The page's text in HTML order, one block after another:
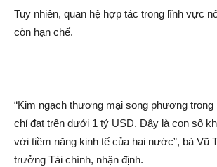
Tuy nhiên, qua‌n h‌ệ hợp tác trong lĩnh vực
còn hạn chế.
“Kim ngạch thương mại song phương
chỉ đạt trên dưới 1 tỷ USD. Đây là con số
với tiềm năng kinh tế của hai nước”, bà Vũ
trưởng Tài chính, nhậ‌n định.